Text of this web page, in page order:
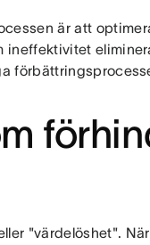
är att
ineffektivitet
"värdelöshet".